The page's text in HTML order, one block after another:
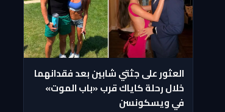
العثور على جثتي شابين بعد فقدانهما
خلال رحلة كاياك قرب «باب الموت»
في ويسكونسن